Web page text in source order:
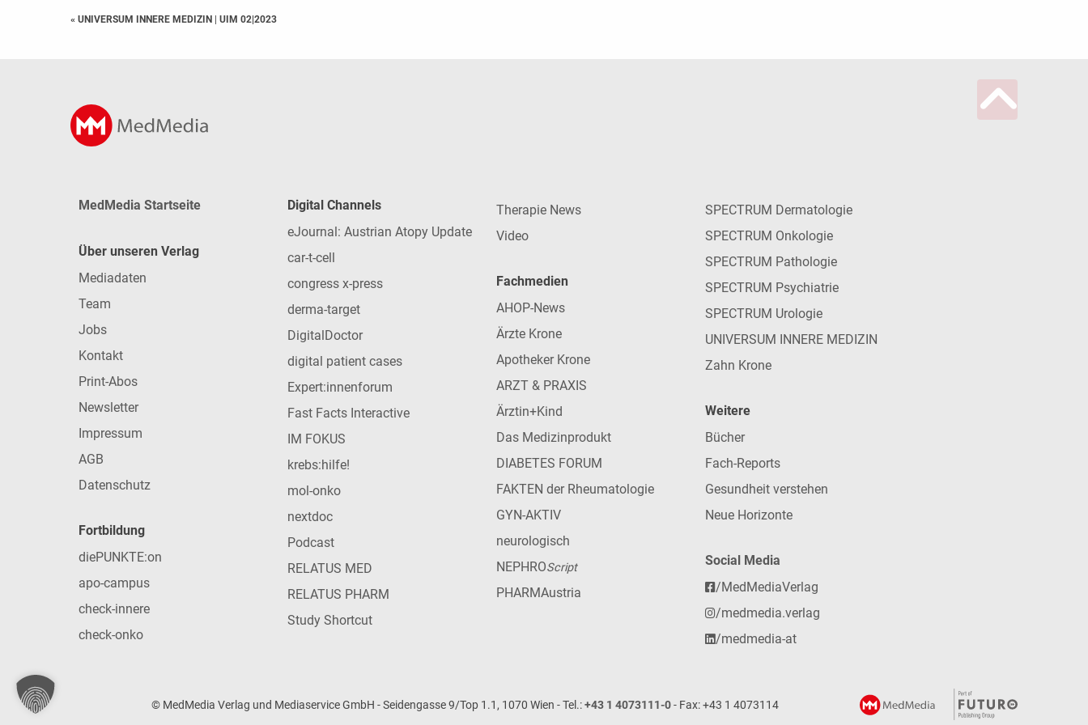
« UNIVERSUM INNERE MEDIZIN UIM 02|2023
MedMedia Startseite
Über unseren Verlag
Mediadaten
Team
Jobs
Kontakt
Print-Abos
Newsletter
Impressum
AGB
Datenschutz
Fortbildung
diePUNKTE:on
apo-campus
check-innere
check-onko
Digital Channels
eJournal: Austrian Atopy Update
car-t-cell
congress x-press
derma-target
DigitalDoctor
digital patient cases
Expert:innenforum
Fast Facts Interactive
IM FOKUS
krebs:hilfe!
mol-onko
nextdoc
Podcast
RELATUS MED
RELATUS PHARM
Study Shortcut
Therapie News
Video
Fachmedien
AHOP-News
Ärzte Krone
Apotheker Krone
ARZT & PRAXIS
Ärztin+Kind
Das Medizinprodukt
DIABETES FORUM
FAKTEN der Rheumatologie
GYN-AKTIV
neurologisch
NEPHROScript
PHARMAustria
SPECTRUM Dermatologie
SPECTRUM Onkologie
SPECTRUM Pathologie
SPECTRUM Psychiatrie
SPECTRUM Urologie
UNIVERSUM INNERE MEDIZIN
Zahn Krone
Weitere
Bücher
Fach-Reports
Gesundheit verstehen
Neue Horizonte
Social Media
/MedMediaVerlag
/medmedia.verlag
/medmedia-at
© MedMedia Verlag und Mediaservice GmbH - Seidengasse 9/Top 1.1, 1070 Wien - Tel.:+43 1 4073111-0- Fax: +43 1 4073114